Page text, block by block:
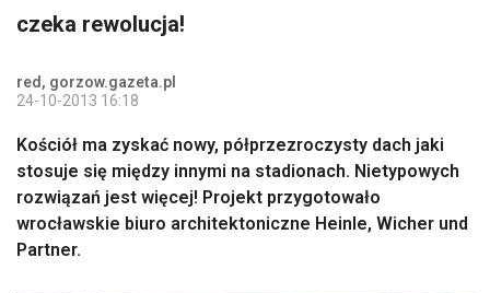
czeka rewolucja!
red, gorzow.gazeta.pl
24-10-2013 16:18
Kościół ma zyskać nowy, półprzezroczysty dach jaki
stosuje się między innymi na stadionach. Nietypowych
rozwiązań jest więcej! Projekt przygotowało
wrocławskie biuro architektoniczne Heinle, Wicher und
Partner.